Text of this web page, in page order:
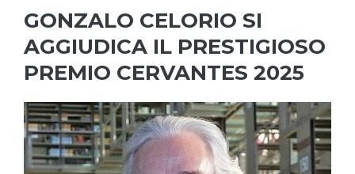
GONZALO CELORIO SI
AGGIUDICA IL PRESTIGIOSO
PREMIO CERVANTES 2025